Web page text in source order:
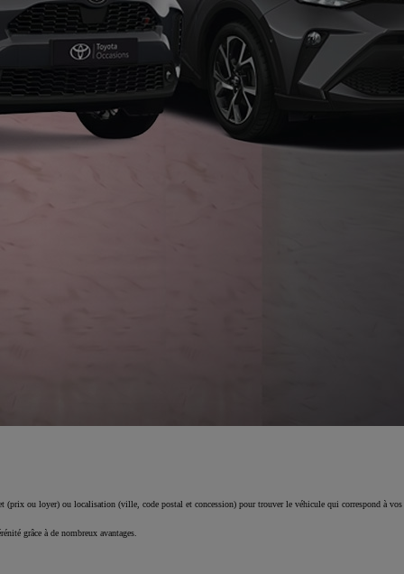
(prix ou loyer) ou localisation (ville, code postal et concession) pour trouver le véhicule qui correspond à vos
grâce à de nombreux avantages.